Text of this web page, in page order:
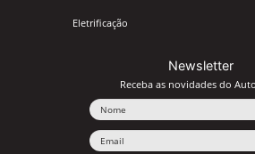
Eletrificação
Newsletter
Receba as novidades do